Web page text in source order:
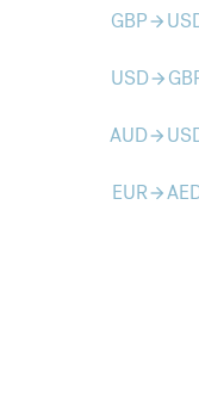
GBParrow_forward
USDarrow_forward
AUDarrow_forward
EURarrow_forward